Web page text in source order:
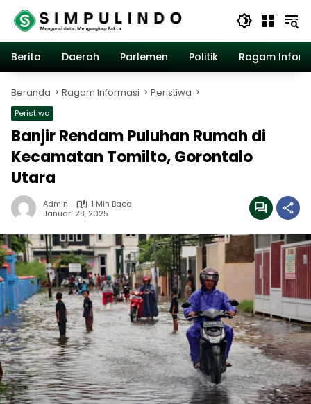
Langsung
konten
Berita
Daerah Parlemen Politik Ragam
Beranda Ragam Informasi Peristiwa
Peristiwa
Banjir Rendam Puluhan Rumah di
Kecamatan Tomilto, Gorontalo
Utara
Admin
1 Min Baca
Januari 28, 2025